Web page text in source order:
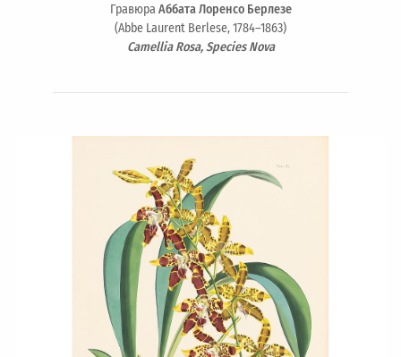
ГравюраАббата Лоренсо Берлезе
(Abbe Laurent Berlese, 1784–1863)
Camellia Rosa, Species Nova